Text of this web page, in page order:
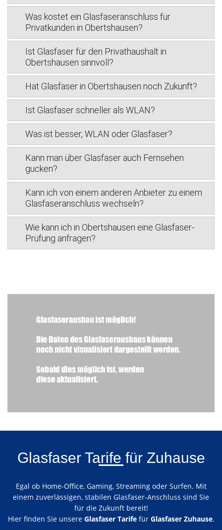
Was kostet ein Glasfaseranschluss für
Privatkunden in Obertshausen?
Ist Glasfaser für den Privathaushalt in
Obertshausen sinnvoll?
Hat Glasfaser in Obertshausen noch Zukunft?
Ist Glasfaser schneller als WLAN?
Was ist besser, WLAN oder Glasfaser?
Kann man über Glasfaser auch Fernsehen
gucken?
Kann ich von einem anderen Anbieter zu einem
Glasfaseranschluss wechseln?
Wie kann ich in Obertshausen eine Glasfaser-
Prüfung anfragen?
Glasfaser Tarife für Zuhause
Egal ob Home-Office, Gaming, Streaming oder Surfen. Mit
einem zuverlässigen, stabilen Glasfaser-Anschluss sind Sie
für die Zukunft bereit!
Hier finden Sie unsere Glasfaser Tarifefür Glasfaser Zuhause.